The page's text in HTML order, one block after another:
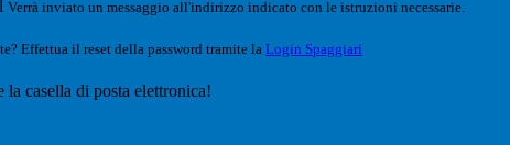
Verrà inviato un messaggio all'indirizzo indicato con le istruzioni necessarie.
Effettua il reset della password tramite la Login Spaggiari
casella di posta elettronica!